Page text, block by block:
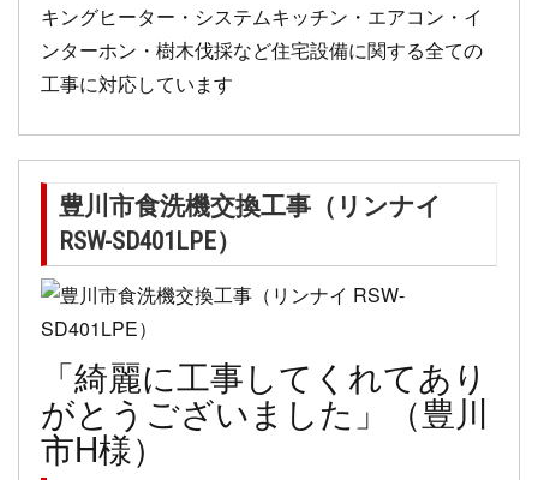
キングヒーター・システムキッチン・エアコン・イ
ンターホン・樹木伐採など住宅設備に関する全ての
工事に対応しています
豊川市食洗機交換工事（リンナイ
RSW-SD401LPE）
「綺麗に工事してくれてあり
がとうございました」（豊川
市H様）